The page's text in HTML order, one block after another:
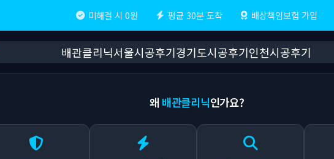
미해결 시 0원 평균 30분 도착 배상책임보험 가입
배관클리닉서울시공후기경기도시공후기인천시공후기
왜 배관클리닉인가요?